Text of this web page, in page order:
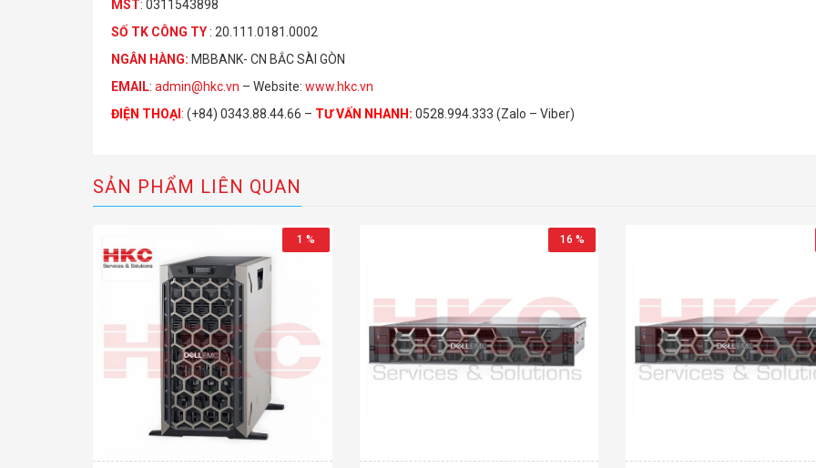
MST: 0311543898
SỐ TK CÔ NG TY : 20.111.0181.0002
NGÂN HÀNG: MBBANK- CN BẮC SÀI GÒN
EMAIL: admin@hkc.vn – Website: www.hkc.vn
ĐIỆN THOẠI : (+84) 0343.88.44.66 – TƯ VẤN NHANH : 0528.994.333 (Zalo – Viber)
SẢN PHẨM LIÊN QUAN
1 % 16 %